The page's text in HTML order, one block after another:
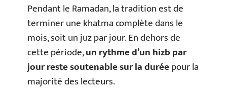
Pendant le Ramadan, la tradition est de
terminer une khatma complète dans le
mois, soit un juz par jour. En dehors de
cette période,un rythme d’un hizb par
jour reste soutenable sur la duréepour la
majorité des lecteurs.